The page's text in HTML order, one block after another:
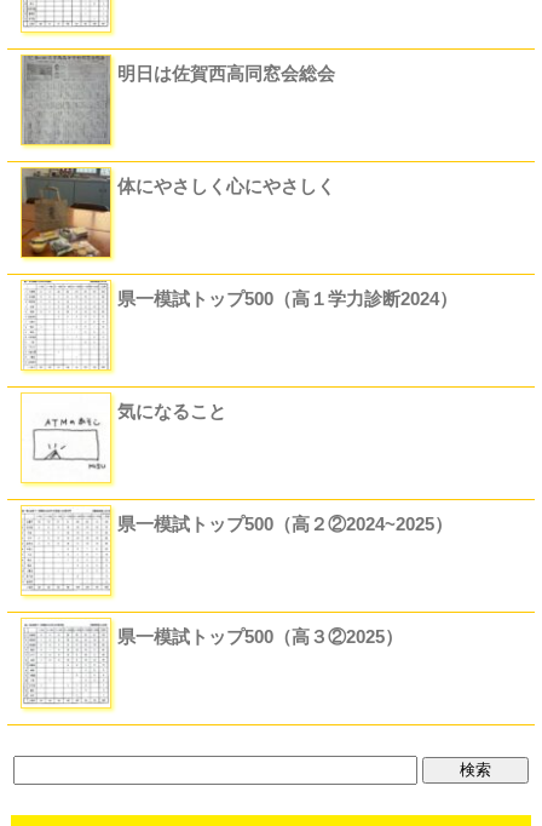
明日は佐賀西高同窓会総会
体にやさしく心にやさしく
県一模試トップ500（高１学力診断2024）
気になること
県一模試トップ500（高２②2024~2025）
県一模試トップ500（高３②2025）